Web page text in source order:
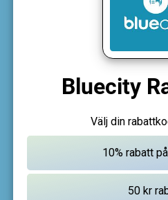
Bluecity
Välj din